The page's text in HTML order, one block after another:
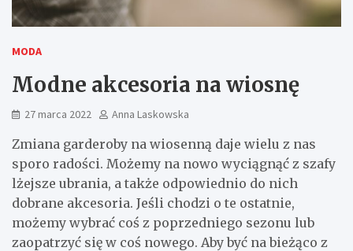
MODA
Modne akcesoria na wiosnę
27 marca 2022 Anna Laskowska
Zmiana garderoby na wiosenną daje wielu z nas
sporo radości. Możemy na nowo wyciągnąć z szafy
lżejsze ubrania, a także odpowiednio do nich
dobrane akcesoria. Jeśli chodzi o te ostatnie,
możemy wybrać coś z poprzedniego sezonu lub
zaopatrzyć się w coś nowego. Aby być na bieżąco z